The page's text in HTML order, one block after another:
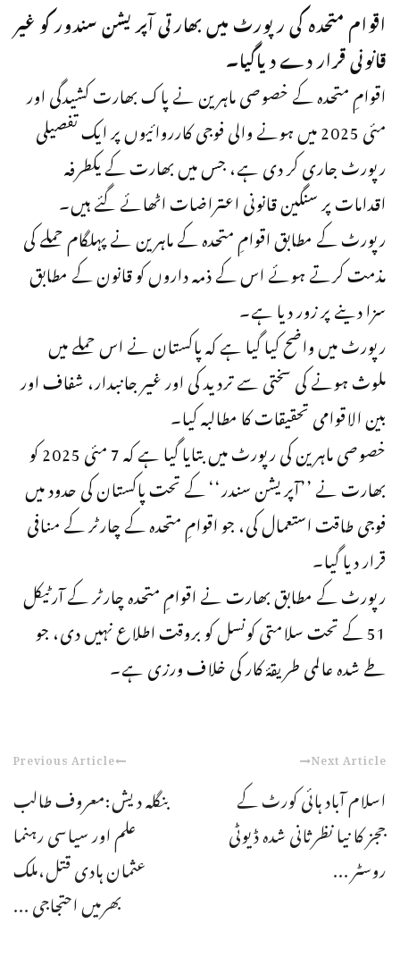
اقوام متحدہ کی رپورٹ میں بھارتی آپریشن سندور کو غیر
قانونی قرار دے دیاگیا۔
اقوامِ متحدہ کے خصوصی ماہرین نے پاک بھارت کشیدگی اور
مئی 2025 میں ہونے والی فوجی کارروائیوں پر ایک تفصیلی
رپورٹ جاری کر دی ہے، جس میں بھارت کے یکطرفہ
اقدامات پر سنگین قانونی اعتراضات اٹھائے گئے ہیں۔
رپورٹ کے مطابق اقوامِ متحدہ کے ماہرین نے پہلگام حملے کی
مذمت کرتے ہوئے اس کے ذمہ داروں کو قانون کے مطابق
سزا دینے پر زور دیا ہے۔
رپورٹ میں واضح کیا گیا ہے کہ پاکستان نے اس حملے میں
ملوث ہونے کی سختی سے تردید کی اور غیر جانبدار، شفاف اور
بین الاقوامی تحقیقات کا مطالبہ کیا۔
خصوصی ماہرین کی رپورٹ میں بتایا گیا ہے کہ 7 مئی 2025 کو
بھارت نے ’’آپریشن سندر‘‘ کے تحت پاکستان کی حدود میں
فوجی طاقت استعمال کی، جو اقوامِ متحدہ کے چارٹر کے منافی
قرار دیا گیا۔
رپورٹ کے مطابق بھارت نے اقوامِ متحدہ چارٹر کے آرٹیکل
51 کے تحت سلامتی کونسل کو بروقت اطلاع نہیں دی، جو
طے شدہ عالمی طریقۂ کار کی خلاف ورزی ہے۔
Previous Article
بنگلہ دیش:معروف طالب
علم اور سیاسی رہنما
عثمان ہادی قتل،ملک
بھرمیں احتجاجی ...
Next Article
اسلام آباد ہائی کورٹ کے
ججز کا نیا نظرثانی شدہ ڈیوٹی
روسٹر ...